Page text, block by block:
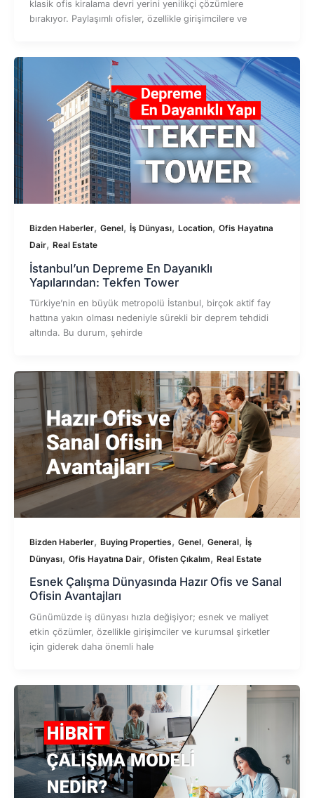
klasik ofis kiralama devri yerini yenilikçi çözümlere
bırakıyor. Paylaşımlı ofisler, özellikle girişimcilere ve
Bizden Haberler, Genel, İş Dünyası, Location, Ofis Hayatına
Dair, Real Estate
İstanbul’un Depreme En Dayanıklı
Yapılarından: Tekfen Tower
Türkiye’nin en büyük metropolü İstanbul, birçok aktif fay
hattına yakın olması nedeniyle sürekli bir deprem tehdidi
altında. Bu durum, şehirde
Bizden Haberler, Buying Properties, Genel, General, İş
Dünyası, Ofis Hayatına Dair, Ofisten Çıkalım, Real Estate
Esnek Çalışma Dünyasında Hazır Ofis ve Sanal
Ofisin Avantajları
Günümüzde iş dünyası hızla değişiyor; esnek ve maliyet
etkin çözümler, özellikle girişimciler ve kurumsal şirketler
için giderek daha önemli hale